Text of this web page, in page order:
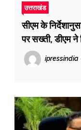
उत्तराखंड
सीएम के
पर सख्ती, डीएम
पूर्ण करने के निर्देश
ipressindia